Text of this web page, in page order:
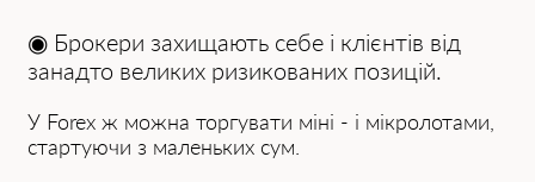
◉ Брокери захищають себе і клієнтів від
занадто великих ризикованих позицій.
У Forex ж можна торгувати міні - і мікролотами,
стартуючи з маленьких сум.